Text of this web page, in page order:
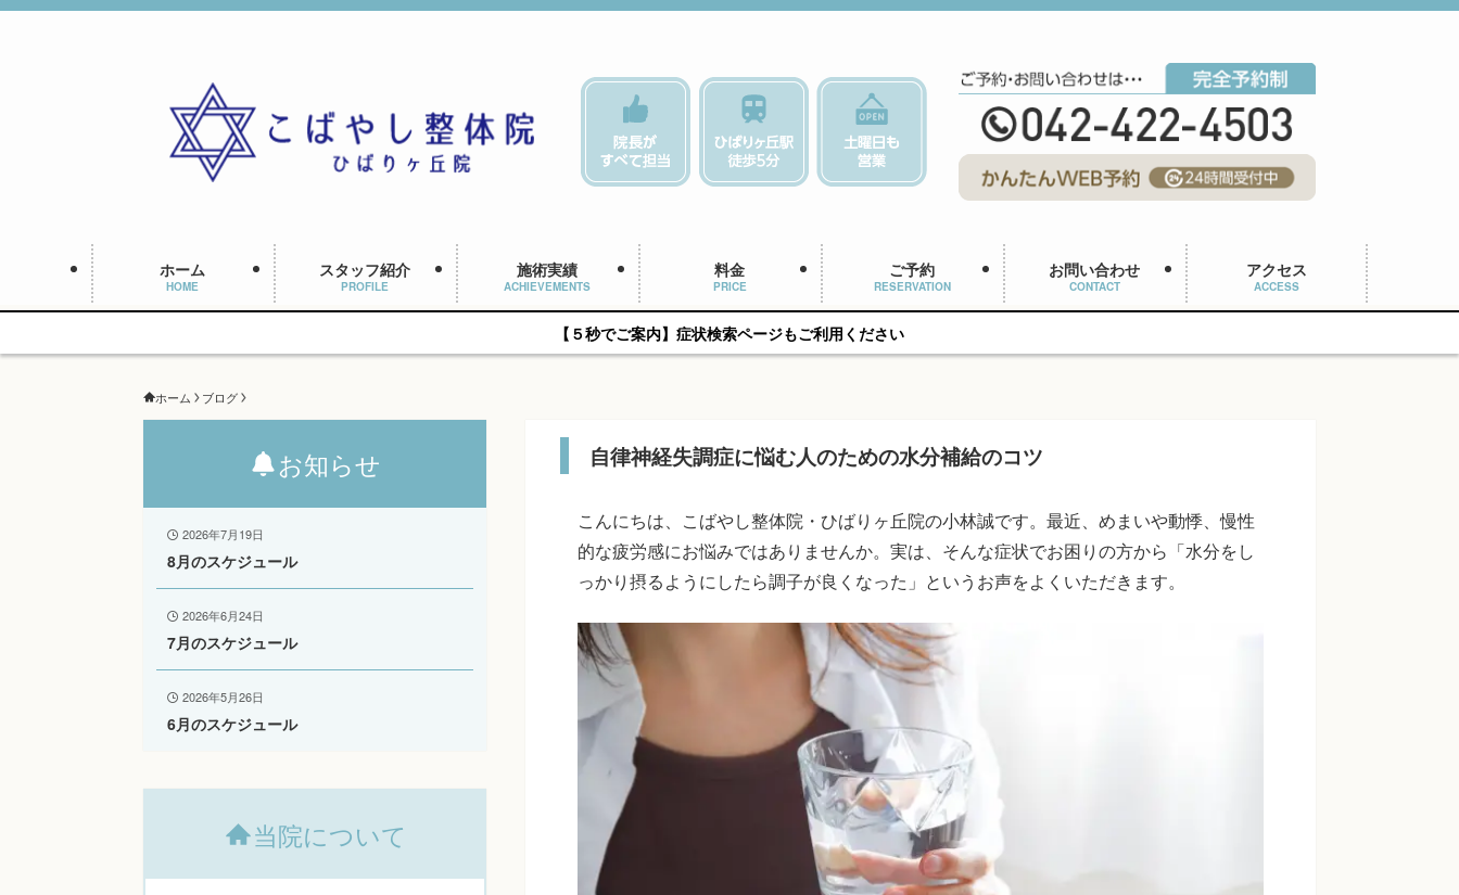
ホーム
HOME
スタッフ紹介
PROFILE
施術実績
ACHIEVEMENTS
料金
PRICE
ご予約
RESERVATION
お問い合わせ
CONTACT
アクセス
ACCESS
【５秒でご案内】症状検索ページもご利用ください
ホーム ブログ
自律神経失調症に悩む人のための水分補給のコツ
こんにちは、こばやし整体院・ひばりヶ丘院の小林誠です。最近、めまいや動悸、慢性
的な疲労感にお悩みではありませんか。実は、そんな症状でお困りの方から「水分をし
っかり摂るようにしたら調子が良くなった」というお声をよくいただきます。
お知らせ
2026年7月19日
8月のスケジュール
2026年6月24日
7月のスケジュール
2026年5月26日
6月のスケジュール
当院について